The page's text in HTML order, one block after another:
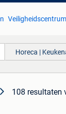
Veiligheidscentrum
Horeca |
108 resultaten